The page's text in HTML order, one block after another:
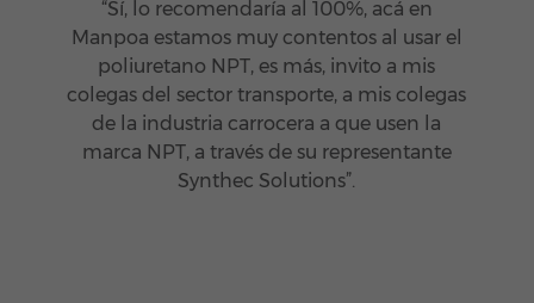
“Sí, lo recomendaría al 100%, acá en
Manpoa estamos muy contentos al usar el
poliuretano NPT, es más, invito a mis
colegas del sector transporte, a mis colegas
de la industria carrocera a que usen la
marca NPT, a través de su representante
Synthec Solutions”.